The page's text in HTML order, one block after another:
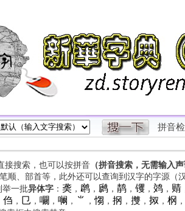
拼音
接搜索，也可以按拼音（拼音搜索，无需输入声
顺、部首等，此外还可以查询到汉字的字源（
举一批异体字： 䶮 ， 䴙， 䴘， 䴖， 䦆， 䴔， 䞍
㑇 ， 㔾 ， 㘚 ， 㘎 ， ⺌ ， 㥮 ， 㧏 ， 㩳， 㧐 ， 㭎 ，